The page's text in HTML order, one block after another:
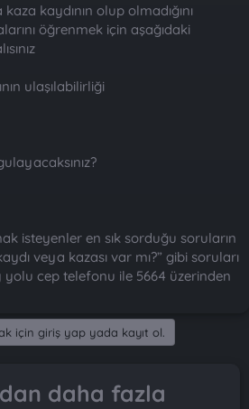
kaydının olup olmadığını
öğrenmek için aşağıdaki
ulaşılabilirliği
isteyenler en sık sorduğu soruların
veya kazası var mı?” gibi soruları
yolu cep telefonu ile 5664 üzerinden
için giriş yap yada kayıt ol.
daha fazla